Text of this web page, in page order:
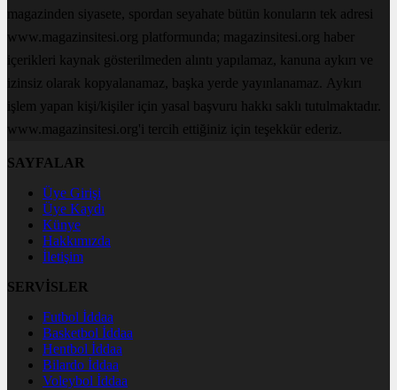
magazinden siyasete, spordan seyahate bütün konuların tek adresi
www.magazinsitesi.org platformunda; magazinsitesi.org haber
içerikleri kaynak gösterilmeden alıntı yapılamaz, kanuna aykırı ve
izinsiz olarak kopyalanamaz, başka yerde yayınlanamaz. Aykırı
işlem yapan kişi/kişiler için yasal başvuru hakkı saklı tutulmaktadır.
www.magazinsitesi.org'i tercih ettiğiniz için teşekkür ederiz.
SAYFALAR
Üye Girişi
Üye Kaydı
Künye
Hakkımızda
İletişim
SERVİSLER
Futbol İddaa
Basketbol İddaa
Hentbol İddaa
Bilardo İddaa
Voleybol İddaa